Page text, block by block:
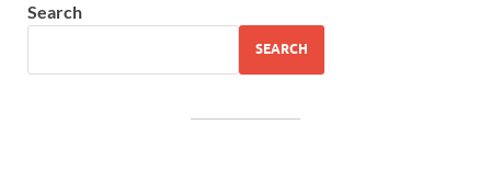
Search
SEARCH